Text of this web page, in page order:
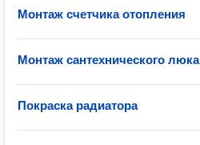
Монтаж счетчика отопления
Монтаж сантехнического люка
Покраска радиатора